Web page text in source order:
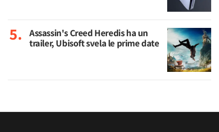
Assassin's Creed Heredis ha un
trailer, Ubisoft svela le prime date